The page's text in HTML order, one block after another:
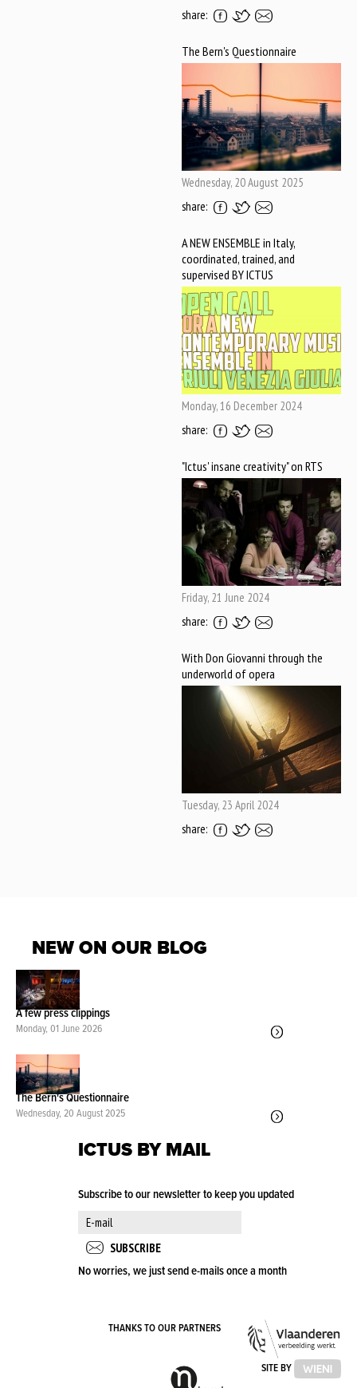
share:
The Bern's Questionnaire
Wednesday, 20 August 2025
share:
A NEW ENSEMBLE in Italy,
coordinated, trained, and
supervised BY ICTUS
Monday, 16 December 2024
share:
"Ictus' insane creativity" on RTS
Friday, 21 June 2024
share:
With Don Giovanni through the
underworld of opera
Tuesday, 23 April 2024
share:
NEW ON OUR BLOG
A few press clippings
Monday, 01 June 2026
The Bern's Questionnaire
Wednesday, 20 August 2025
ICTUS BY MAIL
Subscribe to our newsletter to keep you updated
No worries, we just send e-mails once a month
THANKS TO OUR PARTNERS
VLAAMSESITE BY